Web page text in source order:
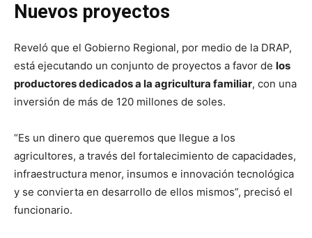
Nuevos proyectos
Reveló que el Gobierno Regional, por medio de la DRAP,
está ejecutando un conjunto de proyectos a favor de los
productores dedicados a la agricultura familiar, con una
inversión de más de 120 millones de soles.
“Es un dinero que queremos que llegue a los
agricultores, a través del fortalecimiento de capacidades,
infraestructura menor, insumos e innovación tecnológica
y se convierta en desarrollo de ellos mismos”, precisó el
funcionario.